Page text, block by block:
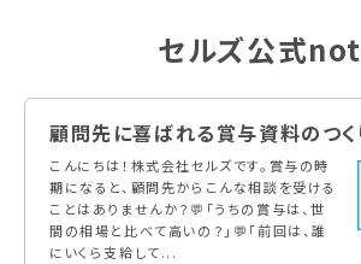
セルズ公式
顧問先に喜ばれる賞与資料のつく
こんにちは！株式会社セルズです。賞与の時
期になると、顧問先からこんな相談を受ける
ことはありませんか？💬「うちの賞与は、世
間の相場と比べて高いの？」💬「前回は、誰
にいくら支給して...